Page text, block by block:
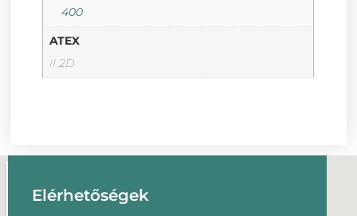
400
ATEX
II 2D
Elérhetőségek